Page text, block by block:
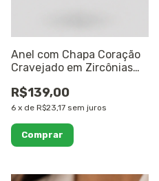
Anel com Chapa Coração
Cravejado em Zircônias
R$139,00
6 x de R$23,17 sem juros
Comprar